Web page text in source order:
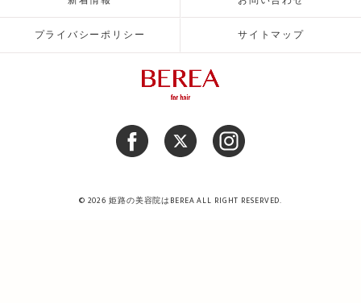
プライバシーポリシー サイトマップ
© 2026 姫路の美容院はBEREA ALL RIGHT RESERVED.